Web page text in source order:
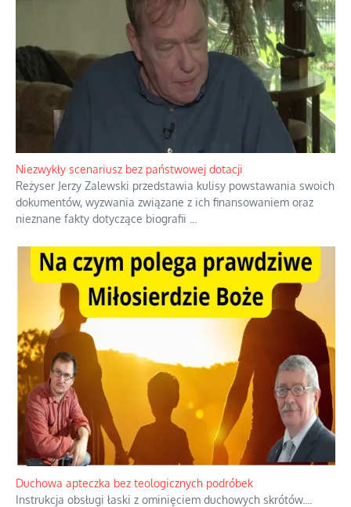
Niezwykły scenariusz bez państwowej dotacji
Reżyser Jerzy Zalewski przedstawia kulisy powstawania swoich
dokumentów, wyzwania związane z ich finansowaniem oraz
nieznane fakty dotyczące biografii
Duchowa apteczka bez teologicznych podróbek
Instrukcja obsługi łaski z ominięciem duchowych skrótów.